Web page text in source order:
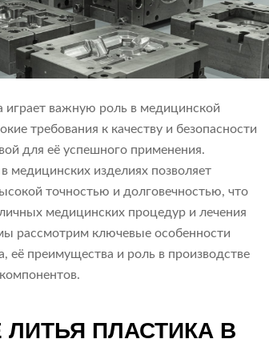
играет важную роль в медицинской
требования к качеству и безопасности
для её успешного применения.
медицинских изделиях позволяет
точностью и долговечностью, что
медицинских процедур и лечения
рассмотрим ключевые особенности
её преимущества и роль в производстве
ПЛАСТИКА В